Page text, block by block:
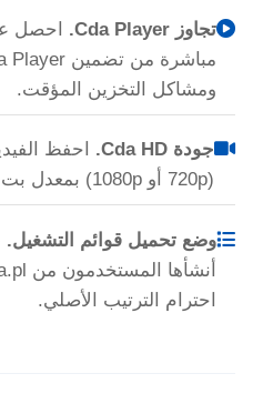
تجاوز Cda Player.
احصل
ومشاكل التخزين المؤقت.
جودة Cda HD.
(720p أو 1080p) بمعدل بت أصلي، مناسبة للأرشفة.
وضع تحميل قوائم التشغيل.
احترام الترتيب الأصلي.